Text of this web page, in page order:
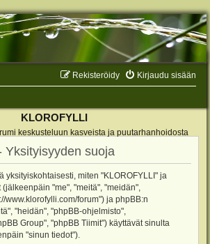
Kirjaudu sisään
Rekisteröidy
KLOROFYLLI
keskusteluun kasveista ja puutarhanhoidosta
Yksityisyyden suoja
yksityiskohtaisesti, miten "KLOROFYLLI" ja
"me", "meitä", "meidän",
www.klorofylli.com/forum") ja phpBB:n
"heidän", "phpBB-ohjelmisto",
Group", "phpBB Tiimit") käyttävät sinulta
"sinun tiedot").